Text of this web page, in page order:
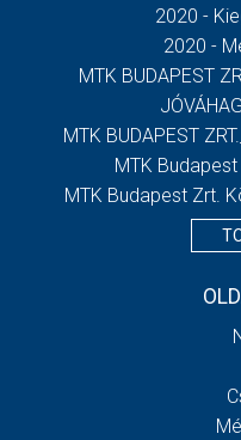
2020 -
2020 -
MTK BUDAPEST
MTK BUDAPEST
MTK
MTK Budapest Zrt.